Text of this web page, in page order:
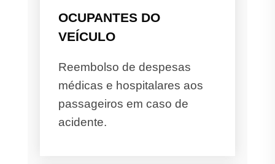
OCUPANTES DO
VEÍCULO
Reembolso de despesas
médicas e hospitalares aos
passageiros em caso de
acidente.